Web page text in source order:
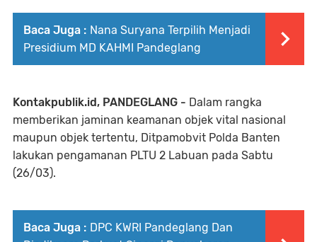
Baca Juga : Nana Suryana Terpilih Menjadi
Presidium MD KAHMI Pandeglang
Kontakpublik.id, PANDEGLANG - Dalam rangka
memberikan jaminan keamanan objek vital nasional
maupun objek tertentu, Ditpamobvit Polda Banten
lakukan pengamanan PLTU 2 Labuan pada Sabtu
(26/03).
Baca Juga : DPC KWRI Pandeglang Dan